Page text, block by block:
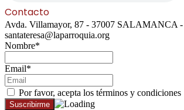
Contacto
Avda. Villamayor, 87 - 37007 SALAMANCA -
santateresa@laparroquia.org
Nombre*
Email*
Por favor, acepta los términos y condiciones